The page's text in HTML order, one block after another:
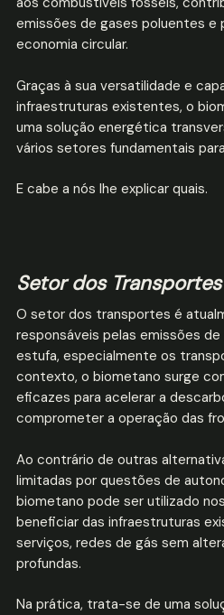
emissões de gases poluentes e
economia circular.
Graças à sua versatilidade e
infraestruturas existentes, o
uma solução energética
vários setores fundamentais
E cabe a nós lhe explicar quais.
Setor dos Transportes
O setor dos transportes é
responsáveis pelas emissões
estufa, especialmente os
contexto, o biometano surge
eficazes para acelerar a
comprometer a operação das
Ao contrário de outras
limitadas por questões de
biometano pode ser utilizado
beneficiar das infraestruturas
serviços, redes de gás sem
profundas.
Na prática, trata-se de uma